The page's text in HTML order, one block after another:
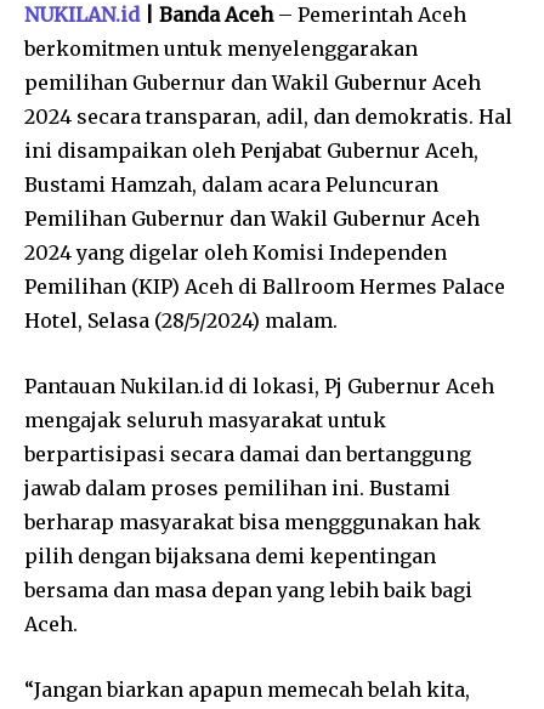
NUKILAN.id| Banda Aceh– Pemerintah Aceh
berkomitmen untuk menyelenggarakan
pemilihan Gubernur dan Wakil Gubernur Aceh
2024 secara transparan, adil, dan demokratis. Hal
ini disampaikan oleh Penjabat Gubernur Aceh,
Bustami Hamzah, dalam acara Peluncuran
Pemilihan Gubernur dan Wakil Gubernur Aceh
2024 yang digelar oleh Komisi Independen
Pemilihan (KIP) Aceh di Ballroom Hermes Palace
Hotel, Selasa (28/5/2024) malam.
Pantauan Nukilan.id di lokasi, Pj Gubernur Aceh
mengajak seluruh masyarakat untuk
berpartisipasi secara damai dan bertanggung
jawab dalam proses pemilihan ini. Bustami
berharap masyarakat bisa mengggunakan hak
pilih dengan bijaksana demi kepentingan
bersama dan masa depan yang lebih baik bagi
Aceh.
“Jangan biarkan apapun memecah belah kita,